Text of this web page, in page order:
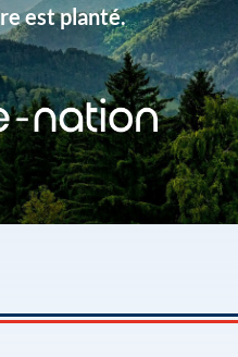
est planté.